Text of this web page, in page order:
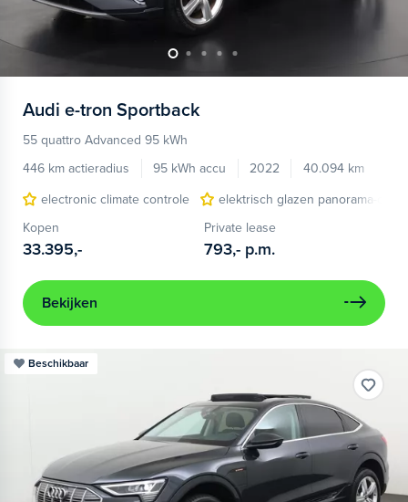
Audi e-tron Sportback
55 quattro Advanced 95 kWh
446 km actieradius
95 kWh accu 2022
40.094 km
electronic climate controle
elektrisch glazen panorama-dak
Kopen
33.395,-
Private lease
793,- p.m.
Bekijken
Beschikbaar